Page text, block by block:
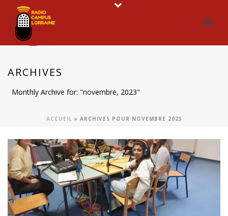
ARCHIVES
Monthly Archive for: "novembre, 2023"
ACCUEIL » ARCHIVES POUR NOVEMBRE 2023